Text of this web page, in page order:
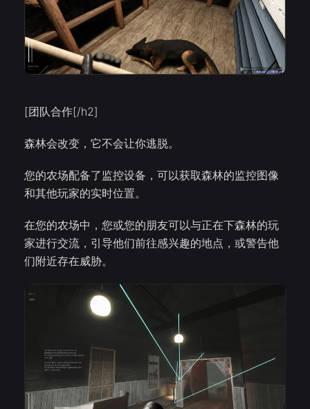
[团队合作[/h2]
森林会改变，它不会让你逃脱。
您的农场配备了监控设备，可以获取森林的监控图像
和其他玩家的实时位置。
在您的农场中，您或您的朋友可以与正在下森林的玩
家进行交流，引导他们前往感兴趣的地点，或警告他
们附近存在威胁。